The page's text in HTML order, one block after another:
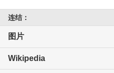
连结：
图片
Wikipedia